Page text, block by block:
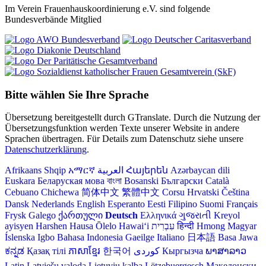
Im Verein Frauenhauskoordinierung e.V. sind folgende
Bundesverbände Mitglied
Bitte wählen Sie Ihre Sprache
Übersetzung bereitgestellt durch GTranslate. Durch die Nutzung der
Übersetzungsfunktion werden Texte unserer Website in andere
Sprachen übertragen. Für Details zum Datenschutz siehe unsere
Datenschutzerklärung.
Afrikaans Shqip አማርኛ العربية Հայերեն Azərbaycan dili
Euskara Беларуская мова বাংলা Bosanski Български Català
Cebuano Chichewa 简体中文 繁體中文 Corsu Hrvatski Čeština‎
Dansk Nederlands English Esperanto Eesti Filipino Suomi Français
Frysk Galego ქართული Deutsch Ελληνικά ગુજરાતી Kreyol
ayisyen Harshen Hausa Ōlelo Hawaiʻi עִבְרִית हिन्दी Hmong Magyar
Íslenska Igbo Bahasa Indonesia Gaeilge Italiano 日本語 Basa Jawa
ಕನ್ನಡ Қазақ тілі ភាសាខ្មែរ 한국어 Кыргызча ພາສາລາວ